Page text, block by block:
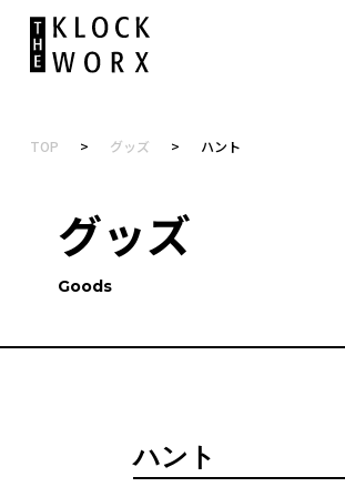
TOP > グッズ > ハント
グッズ
Goods
ハント